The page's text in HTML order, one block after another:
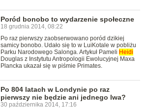
Poród bonobo to wydarzenie społeczne
18 grudnia 2014, 08:22
Po raz pierwszy zaobserwowano poród dzikiej
samicy bonobo. Udało się to w LuiKotale w pobliżu
Parku Narodowego Salonga. Artykuł Pameli Heidi
Douglas z Instytutu Antropologii Ewolucyjnej Maxa
Plancka ukazał się w piśmie Primates.
Po 804 latach w Londynie po raz
pierwszy nie będzie ani jednego lwa?
30 października 2014, 17:16